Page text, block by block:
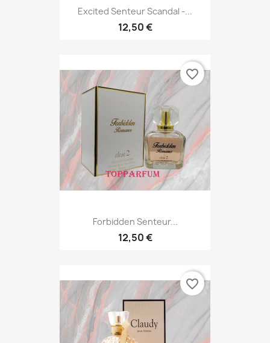
Excited Senteur Scandal -...
12,50 €
Forbidden Senteur...
12,50 €
favorite_border
favorite_border